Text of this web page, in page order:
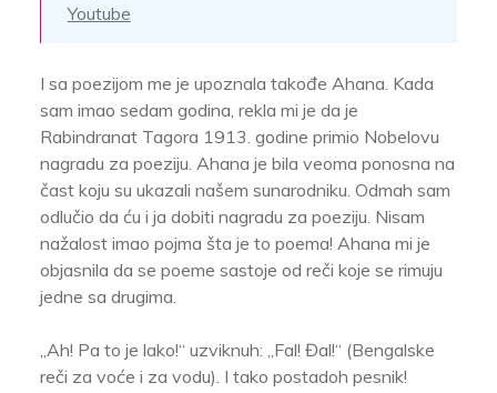
Youtube
I sa poezijom me je upoznala takođe Ahana. Kada
sam imao sedam godina, rekla mi je da je
Rabindranat Tagora 1913. godine primio Nobelovu
nagradu za poeziju. Ahana je bila veoma ponosna na
čast koju su ukazali našem sunarodniku. Odmah sam
odlučio da ću i ja dobiti nagradu za poeziju. Nisam
nažalost imao pojma šta je to poema! Ahana mi je
objasnila da se poeme sastoje od reči koje se rimuju
jedne sa drugima.
„Ah! Pa to je lako!“ uzviknuh: „Fal! Đal!“ (Bengalske
reči za voće i za vodu). I tako postadoh pesnik!